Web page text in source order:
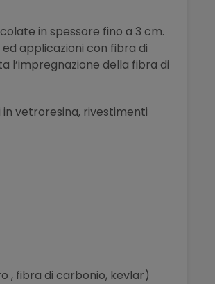
in spessore fino a 3 cm.
applicazioni con fibra di
l’impregnazione della fibra di
vetroresina, rivestimenti
, fibra di carbonio, kevlar)